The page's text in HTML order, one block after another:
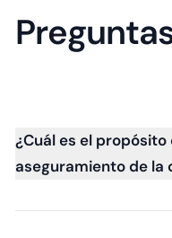
¿Cuál es el
aseguramiento de la